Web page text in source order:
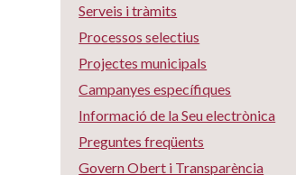
Serveis i tràmits
Processos selectius
Projectes municipals
Campanyes específiques
Informació de la Seu electrònica
Preguntes freqüents
Govern Obert i Transparència